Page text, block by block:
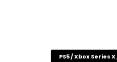
PS5 / Xbox Series X